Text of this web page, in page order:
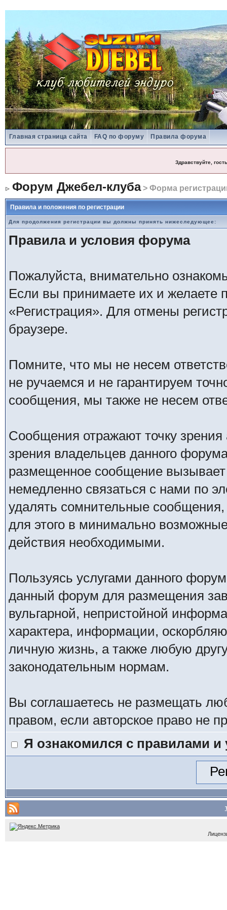
Главная страница сайта FAQ по форуму Правила форума
Здравствуйте, гость
Форум Джебел-клуба> Форма
Правила и положения по регистрации
Для продолжения регистрации вы должны принять нижеследующее:
Правила и условия форума
Пожалуйста, внимательно
Если вы принимаете их и желаете
«Регистрация». Для отмены
браузере.
Помните, что мы не несем
не ручаемся и не гарантируем
сообщения, мы также не несем
Сообщения отражают точку зрения
зрения владельцев данного
размещенное сообщение
немедленно связаться с нами по
удалять сомнительные
для этого в минимально
действия необходимыми.
Пользуясь услугами данного
данный форум для размещения
вульгарной, непристойной
характера, информации,
личную жизнь, а также любую
законодательным нормам.
Вы соглашаетесь не размещать
правом, если авторское право не
Я ознакомился с правилами